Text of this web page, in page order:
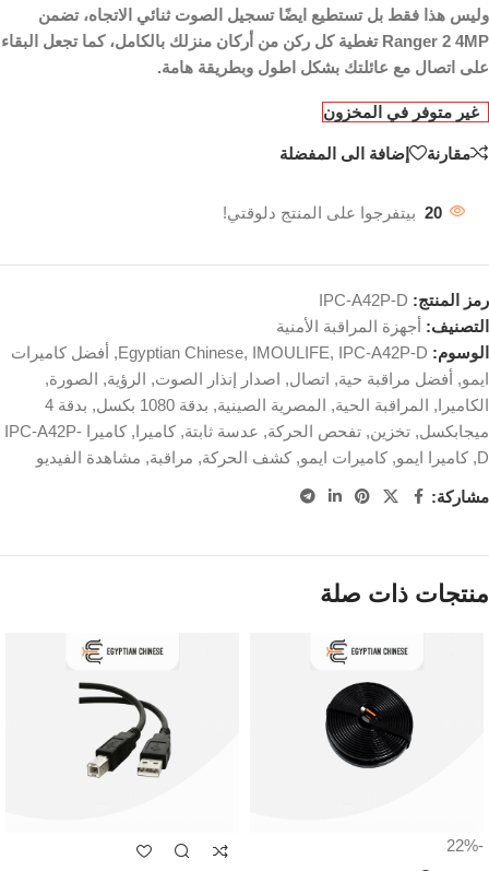
وليس هذا فقط بل تستطيع ايضًا تسجيل الصوت ثنائي الاتجاه، تضمن
Ranger 2 4MP تغطية كل ركن من أركان منزلك بالكامل، كما تجعل البقاء
على اتصال مع عائلتك بشكل اطول وبطريقة هامة.
غير متوفر في المخزون
مقارنة إضافة الى المفضلة
20 بيتفرجوا على المنتج دلوقتي!
رمز المنتج: IPC-A42P-D
التصنيف: أجهزة المراقبة الأمنية
الوسوم:
Egyptian Chinese, IMOULIFE, IPC-A42P-D
, أفضل كاميرات
ايمو, أفضل مراقبة حية, اتصال, اصدار إنذار الصوت, الرؤية, الصورة,
الكاميرا, المراقبة الحية, المصرية الصينية, بدقة 1080 بكسل ,
بدقة 4
ميجابكسل, تخزين, تفحص الحركة, عدسة ثابتة, كاميرا,
كاميرا IPC-A42P-
D
, كاميرا ايمو, كاميرات ايمو, كشف الحركة, مراقبة, مشاهدة الفيديو
مشاركة:
منتجات ذات صلة
-22%